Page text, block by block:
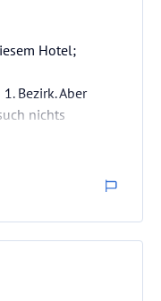
Hotel;
Bezirk. Aber
nichts
verschmutzt
mal einen
zwischen den
Preis für ein
gerade günstig.
dem Hotel…